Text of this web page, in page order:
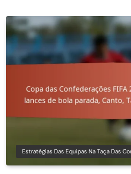
Estratégias Das Equipas Na Taça Das